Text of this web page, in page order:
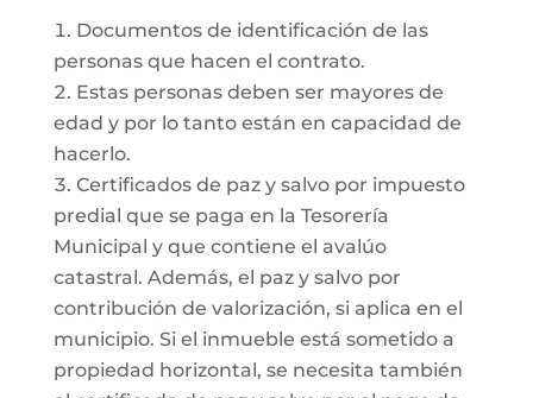
Documentos de identificación de las
personas que hacen el contrato.
Estas personas deben ser mayores de
edad y por lo tanto están en capacidad de
hacerlo.
Certificados de paz y salvo por impuesto
predial que se paga en la Tesorería
Municipal y que contiene el avalúo
catastral. Además, el paz y salvo por
contribución de valorización, si aplica en el
municipio. Si el inmueble está sometido a
propiedad horizontal, se necesita también